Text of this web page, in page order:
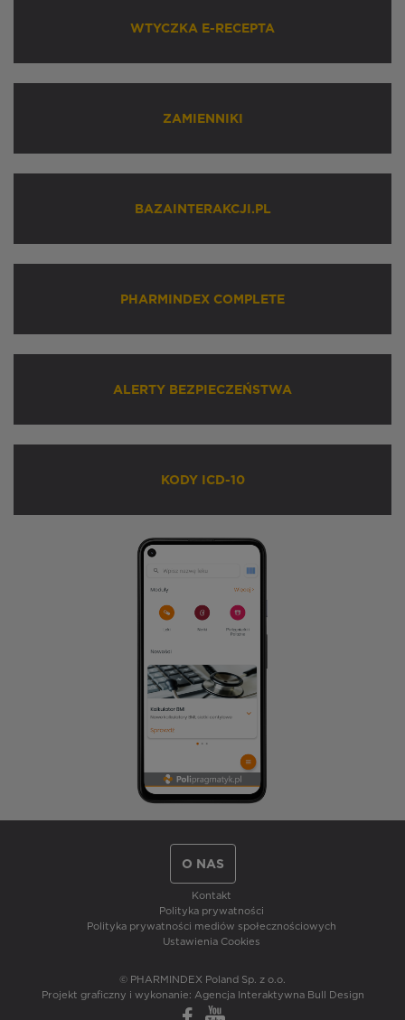
WTYCZKA E-RECEPTA
ZAMIENNIKI
BAZAINTERAKCJI.PL
PHARMINDEX COMPLETE
ALERTY BEZPIECZEŃSTWA
KODY ICD-10
O NAS
Kontakt
Polityka prywatności
Polityka prywatności mediów społecznościowych
Ustawienia Cookies
© PHARMINDEX Poland Sp. z o.o.
Projekt graficzny i wykonanie: Agencja Interaktywna Bull Design